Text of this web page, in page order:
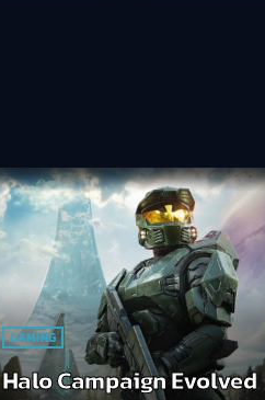
GAMING
Halo Campaign Evolved